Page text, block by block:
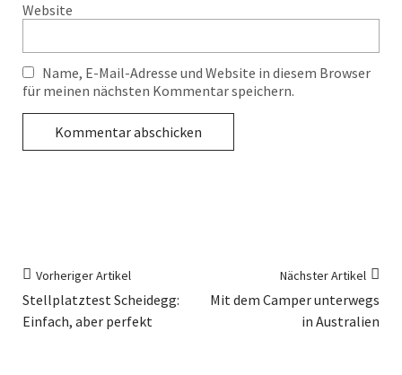
Website
Name, E-Mail-Adresse und Website in diesem Browser
für meinen nächsten Kommentar speichern.
Vorheriger Artikel
Stellplatztest Scheidegg:
Einfach, aber perfekt
Nächster Artikel
Mit dem Camper unterwegs
in Australien